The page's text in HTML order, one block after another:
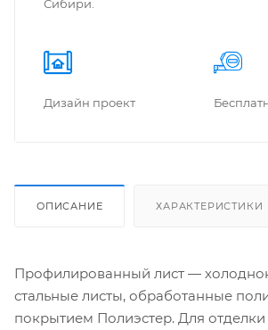
Сибири.
Дизайн проект
ОПИСАНИЕ ХАРАКТЕРИСТИКИ
Профилированный лист —
стальные листы, обработанные
покрытием Полиэстер. Для